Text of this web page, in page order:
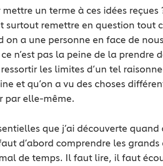
un terme à ces idées reçues
surtout remettre en question tout
on a une personne en face de
ce n’est pas la peine de la
les limites d’un tel
et qu’on a vu des choses
par elle-même.
que j’ai découverte
d’abord comprendre les
de temps. Il faut lire, il faut